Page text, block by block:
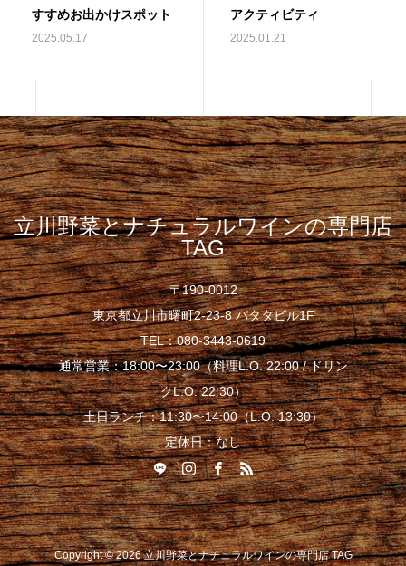
すすめお出かけスポット
2025.05.17
アクティビティ
2025.01.21
立川野菜とナチュラルワインの専門店
TAG
〒190-0012
東京都立川市曙町2-23-8 パタタビル1F
TEL：080-3443-0619
通常営業：18:00〜23:00（料理L.O. 22:00 / ドリン
クL.O. 22:30）
土日ランチ：11:30〜14:00（L.O. 13:30）
定休日：なし
Copyright © 2026 立川野菜とナチュラルワインの専門店 TAG